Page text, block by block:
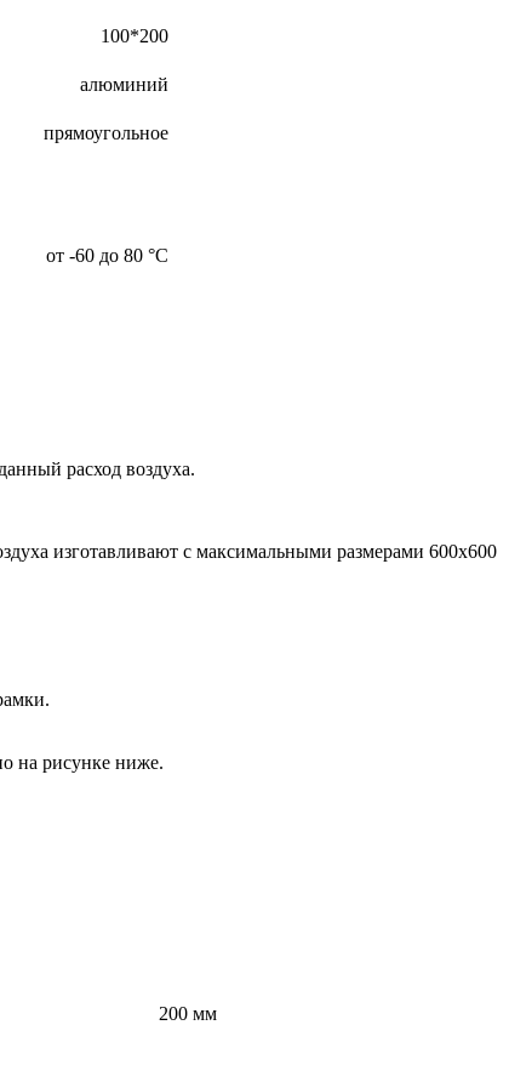
100*200
алюминий
прямоугольное
от -60 до 80 °С
расход воздуха.
изготавливают с максимальными размерами 600х600
на рисунке ниже.
200 мм